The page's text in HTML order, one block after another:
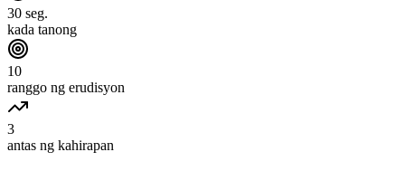
30 seg.
kada tanong
10
ranggo ng erudisyon
3
antas ng kahirapan